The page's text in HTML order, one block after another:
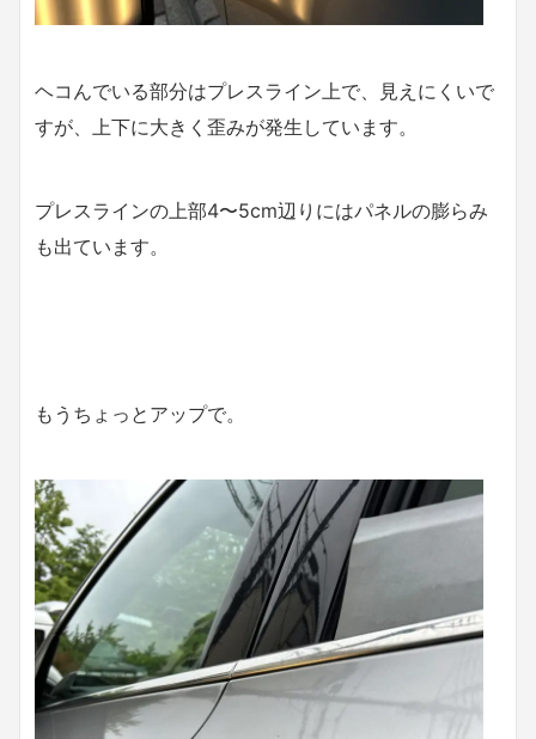
ヘコんでいる部分はプレスライン上で、見えにくいで
すが、上下に大きく歪みが発生しています。
プレスラインの上部4〜5cm辺りにはパネルの膨らみ
も出ています。
もうちょっとアップで。